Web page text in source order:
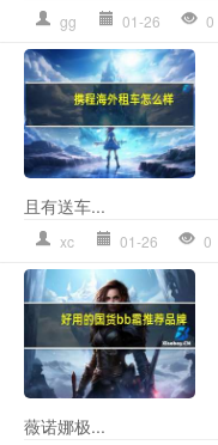
gg 01-26 0
且有送车...
xc 01-26 0
薇诺娜极...